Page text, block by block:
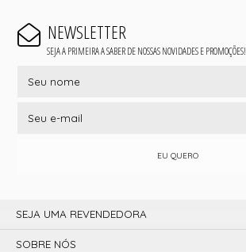
NEWSLETTER
SEJA A PRIMEIRA A SABER DE NOSSAS NOVIDADES E PROMOÇÕES!
EU QUERO
SEJA UMA REVENDEDORA
SOBRE NÓS